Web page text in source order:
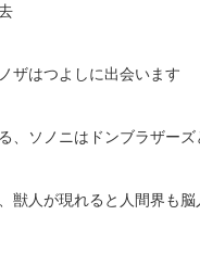
ザはつよしに出会います
、ソノニはドンブラザーズ
獣人が現れると人間界も脳